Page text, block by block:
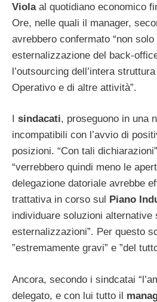
Violaal quotidiano economico
Ore, nelle quali il manager,
avrebbero confermato “non
esternalizzazione del back-
l’outsourcing dell’intera
Operativo e di altre attività”.
sindacati, proseguono in una
incompatibili con l’avvio di
posizioni. “Con tali
“verrebbero quindi meno le
delegazione datoriale avrebbe
trattativa in corso sul
Piano
individuare soluzioni alternative
esternalizzazioni”. Per questo
”estremamente gravi” e ”del
Ancora, secondo i sindcatai
delegato, e con lui tutto il